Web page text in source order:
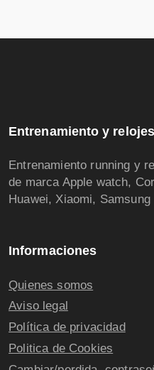
Entrenamiento y
Entrenamiento running y
de marca Apple watch,
Huawei, Xiaomi, Samsung
Informaciones
Quienes somos
Aviso legal
Política de privacidad
Politica de Cookies